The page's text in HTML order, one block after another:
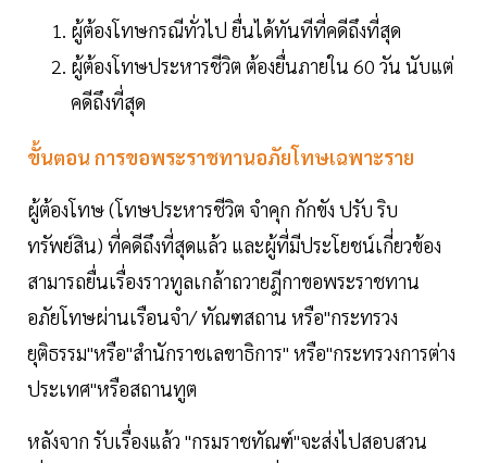
ผู้ต้องโทษกรณีทั่วไป ยื่นได้ทันทีที่คดีถึงที่สุด
ผู้ต้องโทษประหารชีวิต ต้องยื่นภายใน 60 วัน นับแต่
คดีถึงที่สุด
ขั้นตอน การขอพระราชทานอภัยโทษเฉพาะราย
ผู้ต้องโทษ (โทษประหารชีวิต จำคุก กักขัง ปรับ ริบ
ทรัพย์สิน) ที่คดีถึงที่สุดแล้ว และผู้ที่มีประโยชน์เกี่ยวข้อง
สามารถยื่นเรื่องราวทูลเกล้าถวายฎีกาขอพระราชทาน
อภัยโทษผ่านเรือนจำ/ ทัณฑสถาน หรือ"กระทรวง
ยุติธรรม"หรือ"สำนักราชเลขาธิการ" หรือ"กระทรวงการต่าง
ประเทศ"หรือสถานทูต
หลังจาก รับเรื่องแล้ว "กรมราชทัณฑ์"จะส่งไปสอบสวน